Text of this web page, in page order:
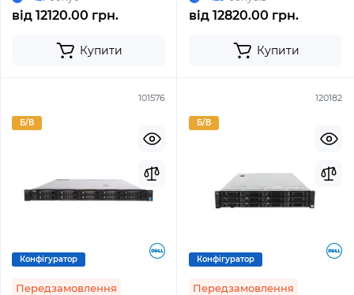
від 12120.00 грн.
Купити
від 12820.00 грн.
Купити
101576
Б/В
Конфігуратор
Передзамовлення
120182
Б/В
Конфігуратор
Передзамовлення